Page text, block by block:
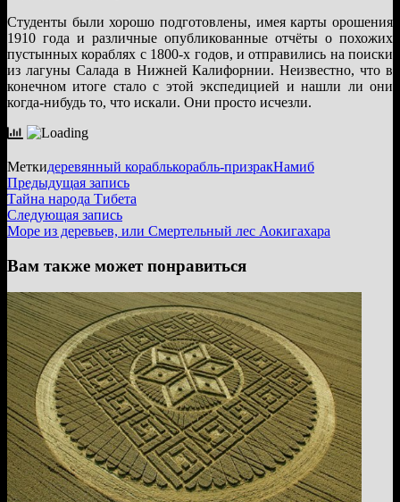
Студенты были хорошо подготовлены, имея карты орошения
1910 года и различные опубликованные отчёты о похожих
пустынных кораблях с 1800-х годов, и отправились на поиски
из лагуны Салада в Нижней Калифорнии. Неизвестно, что в
конечном итоге стало с этой экспедицией и нашли ли они
когда-нибудь то, что искали. Они просто исчезли.
Меткидеревянный кораблькорабль-призракНамиб
Навигация
по
записям
Предыдущая записьПредыдущая
запись:
Тайна народа Тибета
Следующая записьСледующая
запись:
Море из деревьев, или Смертельный лес Аокигахара
Вам также может понравиться